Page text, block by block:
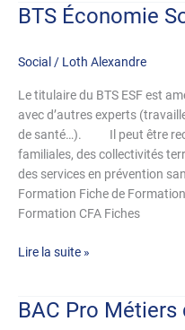
BTS Économie
Social / Loth Alexandre
Le titulaire du BTS ESF est
avec d’autres experts
de santé…). Il peut être
familiales, des collectivités
des services en prévention
Formation Fiche de
Formation CFA Fiches
BTS
Familiale
Lire la suite »
BAC Pro Métiers
BAC